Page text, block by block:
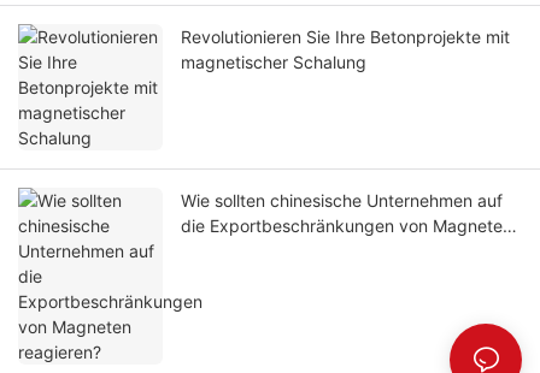
Revolutionieren Sie Ihre Betonprojekte mit
magnetischer Schalung
Wie sollten chinesische Unternehmen auf
die Exportbeschränkungen von Magneten